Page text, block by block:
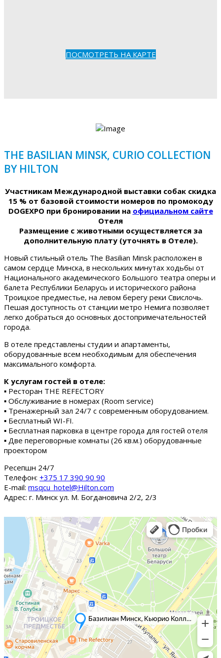
ПОСМОТРЕТЬ НА КАРТЕ
THE BASILIAN MINSK, CURIO COLLECTION
BY HILTON
Участникам Международной выставки собак скидка
15 % от базовой стоимости номеров по промокоду
DOGEXPO при бронировании на официальном сайте
Отеля
Размещение с животными осуществляется за
дополнительную плату (уточнять в Отеле).
Новый стильный отель The Basilian Minsk расположен в
самом сердце Минска, в нескольких минутах ходьбы от
Национального академического Большого театра оперы и
балета Республики Беларусь и исторического района
Троицкое предместье, на левом берегу реки Свислочь.
Пешая доступность от станции метро Немига позволяет
легко добраться до основных достопримечательностей
города.
В отеле представлены студии и апартаменты,
оборудованные всем необходимым для обеспечения
максимального комфорта.
К услугам гостей в отеле:
▪ Ресторан THE REFECTORY
▪ Обслуживание в номерах (Room service)
▪ Тренажерный зал 24/7 с современным оборудованием.
▪ Бесплатный WI-FI.
▪ Бесплатная парковка в центре города для гостей отеля
▪ Две переговорные комнаты (26 кв.м.) оборудованные
проектором
Ресепшн 24/7
Tелефон: +375 17 390 90 90
E-mail: msqcu_hotel@Hilton.com
Адрес: г. Минск ул. М. Богдановича 2/2, 2/3